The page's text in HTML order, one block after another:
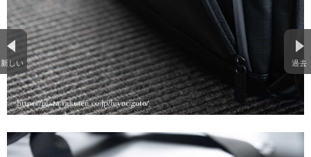
新しい 過去